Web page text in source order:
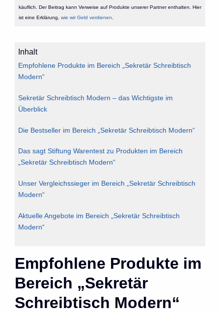
käuflich. Der Beitrag kann Verweise auf Produkte unserer Partner enthalten. Hier
ist eine Erklärung, wie wir Geld verdienen
Inhalt
Empfohlene Produkte im Bereich „Sekretär Schreibtisch
Modern“
Sekretär Schreibtisch Modern – das Wichtigste im
Überblick
Die Bestseller im Bereich „Sekretär Schreibtisch Modern“
Das sagt Stiftung Warentest zu Produkten im Bereich
„Sekretär Schreibtisch Modern“
Unser Vergleichssieger im Bereich „Sekretär Schreibtisch
Modern“
Aktuelle Angebote im Bereich „Sekretär Schreibtisch
Modern“
Empfohlene Produkte im
Bereich „Sekretär
Schreibtisch Modern“